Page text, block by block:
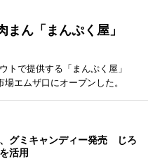
まん「まんぷく屋」
トで提供する「まんぷく屋」
エムザ口にオープンした。
グミキャンディー発売 じろ
活用